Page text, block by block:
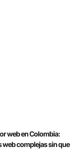
web en Colombia:
web complejas sin que